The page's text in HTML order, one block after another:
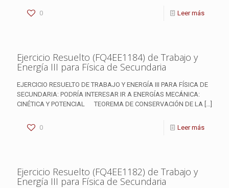
0 Leer más
Ejercicio Resuelto (FQ4EE1184) de Trabajo y
Energía III para Física de Secundaria
EJERCICIO RESUELTO DE TRABAJO Y ENERGÍA III PARA FÍSICA DE
SECUNDARIA: PODRÍA INTERESAR IR A ENERGÍAS MECÁNICA:
CINÉTICA Y POTENCIAL TEOREMA DE CONSERVACIÓN DE LA […]
0 Leer más
Ejercicio Resuelto (FQ4EE1182) de Trabajo y
Energía III para Física de Secundaria